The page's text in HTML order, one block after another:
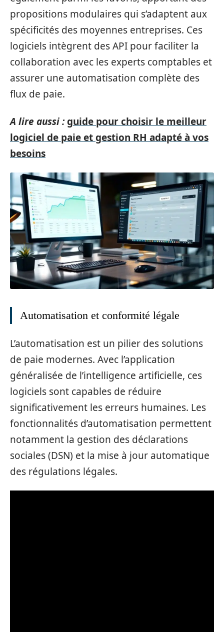
propositions modulaires qui s’adaptent aux
spécificités des moyennes entreprises. Ces
logiciels intègrent des API pour faciliter la
collaboration avec les experts comptables et
assurer une automatisation complète des
flux de paie.
A lire aussi :guide pour choisir le meilleur
logiciel de paie et gestion RH adapté à vos
besoins
Automatisation et conformité légale
L’automatisation est un pilier des solutions
de paie modernes. Avec l’application
généralisée de l’intelligence artificielle, ces
logiciels sont capables de réduire
significativement les erreurs humaines. Les
fonctionnalités d’automatisation permettent
notamment la gestion des déclarations
sociales (DSN) et la mise à jour automatique
des régulations légales.